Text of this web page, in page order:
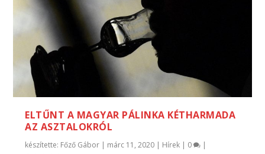
ELTŰNT A MAGYAR PÁLINKA KÉTHARMADA
AZ ASZTALOKRÓL
készítette: Főző Gábor | márc 11, 2020 | Hírek | 0 |